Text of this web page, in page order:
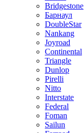
Bridgestone
Барнаул
DoubleStar
Nankang
Joyroad
Continental
Triangle
Dunlop
Pirelli
Nitto
Interstate
Federal
Foman
Sailun